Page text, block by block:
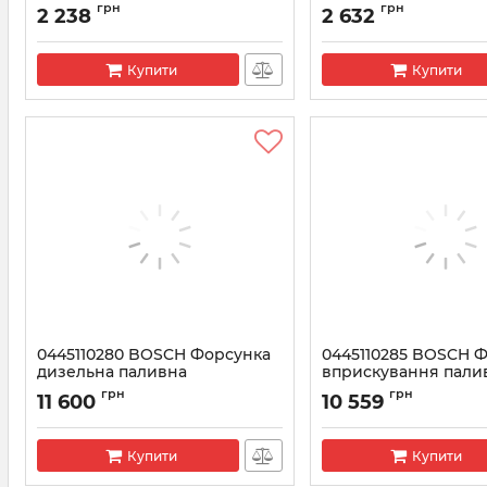
Артикул:
2 238 грн
Купити
Артикул:
2 632 грн
Купити
0445110280 BOSCH Форсунка
дизельна паливна
Артикул: 0445110280
11 600 грн
Купити
0445110285 BOSCH
вприскування
Артикул: 0445110285
10 559 грн
Купити